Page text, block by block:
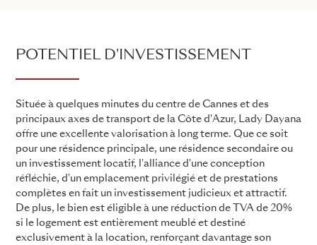
POTENTIEL D'INVESTISSEMENT
Située à quelques minutes du centre de Cannes et des
principaux axes de transport de la Côte d'Azur, Lady Dayana
offre une excellente valorisation à long terme. Que ce soit
pour une résidence principale, une résidence secondaire ou
un investissement locatif, l'alliance d'une conception
réfléchie, d'un emplacement privilégié et de prestations
complètes en fait un investissement judicieux et attractif.
De plus, le bien est éligible à une réduction de TVA de 20%
si le logement est entièrement meublé et destiné
exclusivement à la location, renforçant davantage son